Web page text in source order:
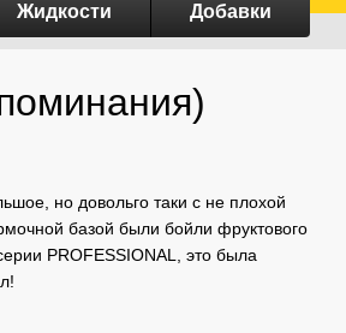
Жидкости Добавки
но довольго таки с не плохой
базой были бойли фруктового
PROFESSIONAL, это была